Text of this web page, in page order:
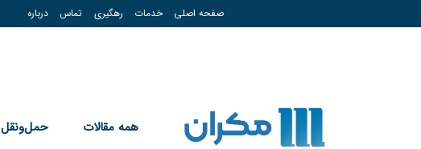
صفحه اصلی خدمات رهگیری تماس درباره
همه مقالات حمل‌و‌نقل